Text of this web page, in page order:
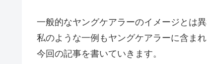
一般的なヤングケアラーのイメージとは異
私のような一例もヤングケアラーに含ま
今回の記事を書いていきます。